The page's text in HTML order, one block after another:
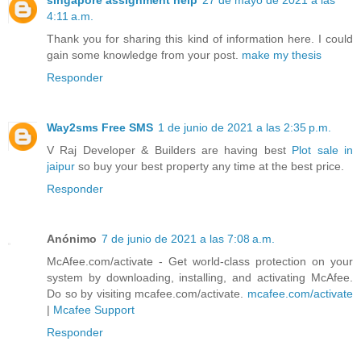
4:11 a.m.
Thank you for sharing this kind of information here. I could
gain some knowledge from your post. make my thesis
Responder
Way2sms Free SMS 1 de junio de 2021 a las 2:35 p.m.
V Raj Developer & Builders are having best Plot sale in
jaipur so buy your best property any time at the best price.
Responder
Anónimo 7 de junio de 2021 a las 7:08 a.m.
McAfee.com/activate - Get world-class protection on your
system by downloading, installing, and activating McAfee.
Do so by visiting mcafee.com/activate. mcafee.com/activate
| Mcafee Support
Responder